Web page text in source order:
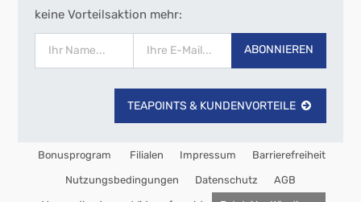
keine Vorteilsaktion mehr:
ABONNIEREN
TEAPOINTS & KUNDENVORTEILE
Bonusprogram Filialen Impressum Barrierefreiheit
Nutzungsbedingungen Datenschutz AGB